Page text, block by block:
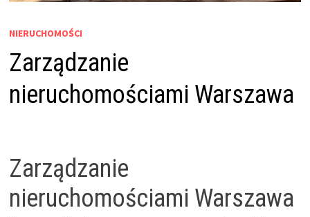
NIERUCHOMOŚCI
Zarządzanie
nieruchomościami Warszawa
Zarządzanie
nieruchomościami Warszawa